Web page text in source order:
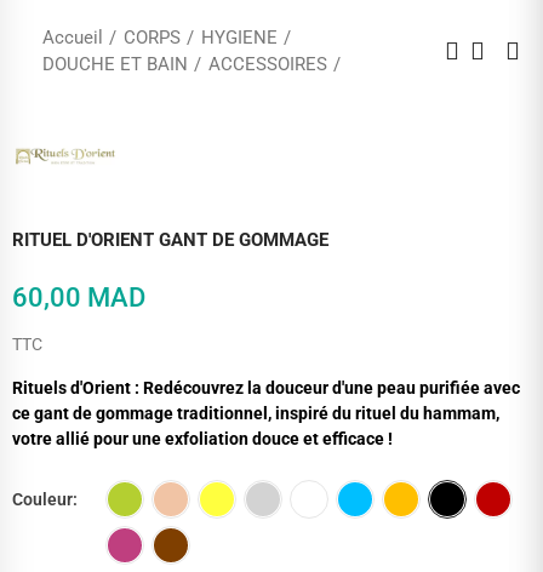
Accueil CORPS
HYGIENE
DOUCHE ET BAIN
ACCESSOIRES
RITUEL D'ORIENT GANT DE GOMMAGE
60,00 MAD
TTC
Rituels d'Orient : Redécouvrez la douceur d'une peau purifiée avec
ce gant de gommage traditionnel, inspiré du rituel du hammam,
votre allié pour une exfoliation douce et efficace !
Couleur